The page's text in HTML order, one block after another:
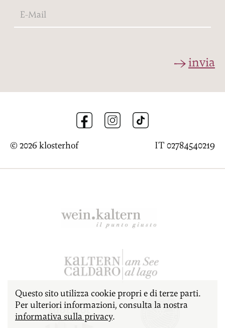
invia
© 2026 klosterhof IT 02784540219
Questo sito utilizza cookie propri e di terze parti.
Per ulteriori informazioni, consulta la nostra
informativa sulla privacy.